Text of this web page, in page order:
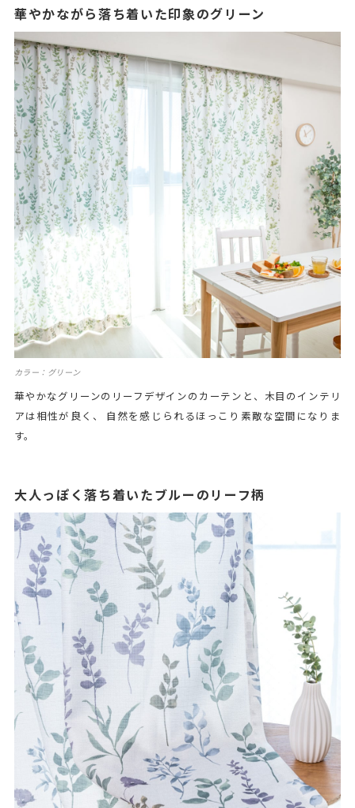
華やかながら落ち着いた印象のグリーン
カラー：グリーン
華やかなグリーンのリーフデザインのカーテンと、木目のインテリ
アは相性が良く、 自然を感じられるほっこり素敵な空間になりま
す。
大人っぽく落ち着いたブルーのリーフ柄